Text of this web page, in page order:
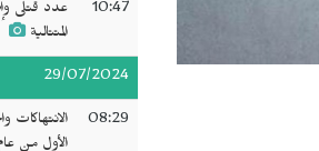
10:47
عدد قتلى
المتتالية
29/07/2024
08:29
الانتهاكات
الأول من عام